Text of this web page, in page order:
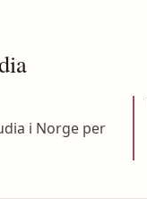
i Norge per